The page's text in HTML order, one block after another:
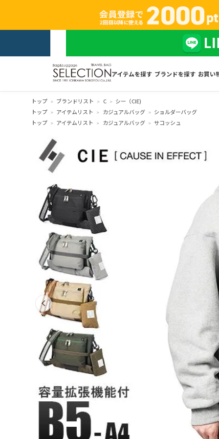
アイテムを探す ブランドを探す お買い
トップ ブランドリスト C
シー（CIE)
トップ
アイテムリスト カジュアルバッグ
ショルダーバッグ
トップ
アイテムリスト カジュアルバッグ サコッシュ